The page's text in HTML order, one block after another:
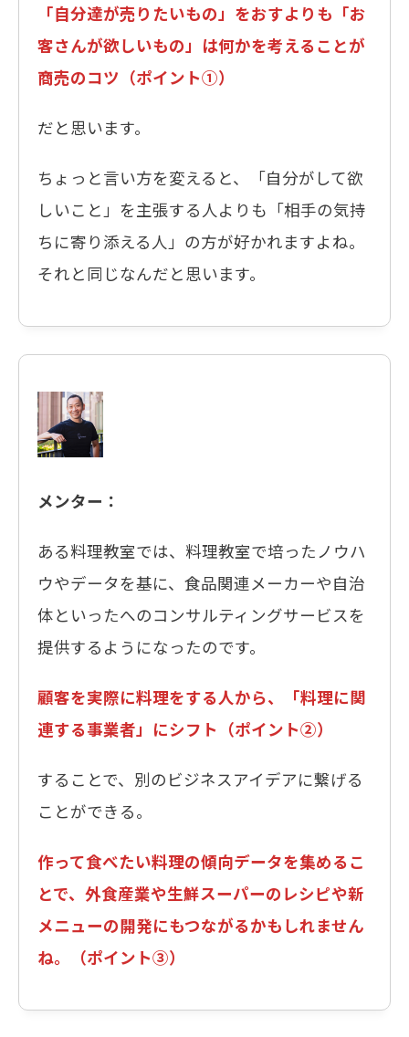
「自分達が売りたいもの」をおすよりも「お
客さんが欲しいもの」は何かを考えることが
商売のコツ（ポイント①）
だと思います。
ちょっと言い方を変えると、「自分がして欲
しいこと」を主張する人よりも「相手の気持
ちに寄り添える人」の方が好かれますよね。
それと同じなんだと思います。
メンター：
ある料理教室では、料理教室で培ったノウハ
ウやデータを基に、食品関連メーカーや自治
体といったへのコンサルティングサービスを
提供するようになったのです。
顧客を実際に料理をする人から、「料理に関
連する事業者」にシフト（ポイント②）
することで、別のビジネスアイデアに繋げる
ことができる。
作って食べたい料理の傾向データを集めるこ
とで、外食産業や生鮮スーパーのレシピや新
メニューの開発にもつながるかもしれません
ね。（ポイント③）